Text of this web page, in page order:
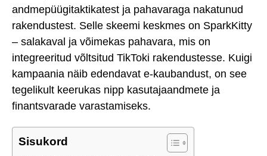
andmepüügitaktikatest ja pahavaraga nakatunud
rakendustest. Selle skeemi keskmes on SparkKitty
– salakaval ja võimekas pahavara, mis on
integreeritud võltsitud TikToki rakendustesse. Kuigi
kampaania näib edendavat e-kaubandust, on see
tegelikult keerukas nipp kasutajaandmete ja
finantsvarade varastamiseks.
Sisukord